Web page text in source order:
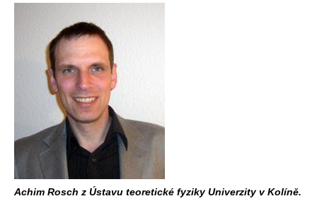
Achim Rosch z Ústavu teoretické fyziky Univerzity v Kolíně.